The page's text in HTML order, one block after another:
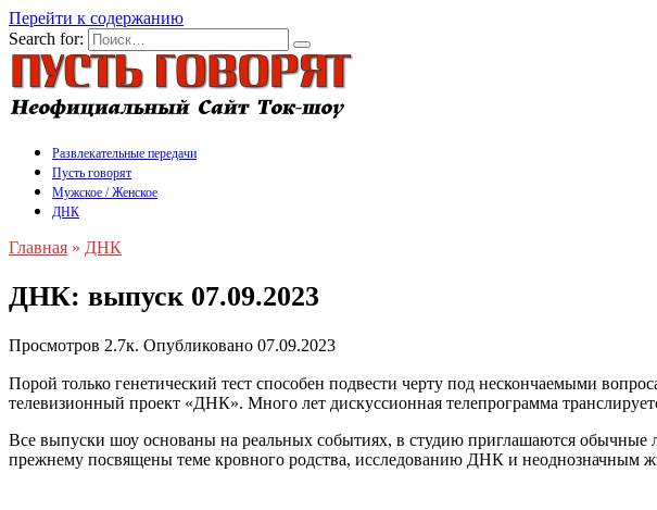
Перейти к содержанию
Search for:
Развлекательные передачи
Пусть говорят
Мужское / Женское
ДНК
Главная » ДНК
ДНК: выпуск 07.09.2023
Просмотров 2.7к. Опубликовано 07.09.2023
Порой только генетический тест способен подвести черту под нескончаемыми
телевизионный проект «ДНК». Много лет дискуссионная телепрограмма
Все выпуски шоу основаны на реальных событиях, в студию приглашаются
прежнему посвящены теме кровного родства, исследованию ДНК и неоднозначным